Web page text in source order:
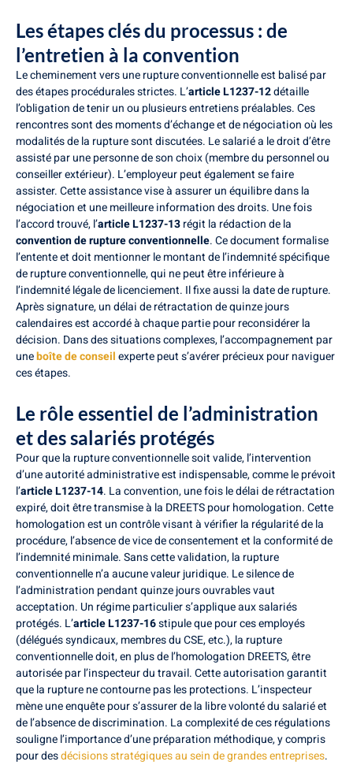
Les étapes clés du processus : de
l’entretien à la convention
Le cheminement vers une rupture conventionnelle est balisé par
des étapes procédurales strictes. L’article L1237-12détaille
l’obligation de tenir un ou plusieurs entretiens préalables. Ces
rencontres sont des moments d’échange et de négociation où les
modalités de la rupture sont discutées. Le salarié a le droit d’être
assisté par une personne de son choix (membre du personnel ou
conseiller extérieur). L’employeur peut également se faire
assister. Cette assistance vise à assurer un équilibre dans la
négociation et une meilleure information des droits. Une fois
l’accord trouvé, l’article L1237-13régit la rédaction de la
convention de rupture conventionnelle. Ce document formalise
l’entente et doit mentionner le montant de l’indemnité spécifique
de rupture conventionnelle, qui ne peut être inférieure à
l’indemnité légale de licenciement. Il fixe aussi la date de rupture.
Après signature, un délai de rétractation de quinze jours
calendaires est accordé à chaque partie pour reconsidérer la
décision. Dans des situations complexes, l’accompagnement par
uneboîte de conseilexperte peut s’avérer précieux pour naviguer
ces étapes.
Le rôle essentiel de l’administration
et des salariés protégés
Pour que la rupture conventionnelle soit valide, l’intervention
d’une autorité administrative est indispensable, comme le prévoit
l’article L1237-14. La convention, une fois le délai de rétractation
expiré, doit être transmise à la DREETS pour homologation. Cette
homologation est un contrôle visant à vérifier la régularité de la
procédure, l’absence de vice de consentement et la conformité de
l’indemnité minimale. Sans cette validation, la rupture
conventionnelle n’a aucune valeur juridique. Le silence de
l’administration pendant quinze jours ouvrables vaut
acceptation. Un régime particulier s’applique aux salariés
protégés. L’article L1237-16stipule que pour ces employés
(délégués syndicaux, membres du CSE, etc.), la rupture
conventionnelle doit, en plus de l’homologation DREETS, être
autorisée par l’inspecteur du travail. Cette autorisation garantit
que la rupture ne contourne pas les protections. L’inspecteur
mène une enquête pour s’assurer de la libre volonté du salarié et
de l’absence de discrimination. La complexité de ces régulations
souligne l’importance d’une préparation méthodique, y compris
pour desdécisions stratégiques au sein de grandes entreprises.